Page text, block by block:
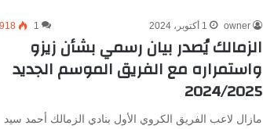
owner 1 أكتوبر، 2024 1
918
الزمالك يُصدر بيان رسمي بشأن زيزو
واستمراره مع الفريق الموسم الجديد
2024/2025
مازال لاعب الفريق الكروي الأول بنادي الزمالك أحمد سيد